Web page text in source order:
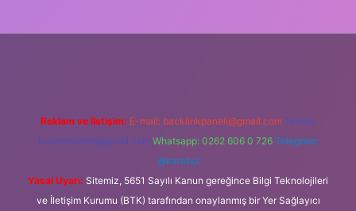
Reklam ve İletişim: E-mail: backlinkpaneli@gmail.com Teams:
forumhizmeti@gmail.com Whatsapp: 0262 606 0 726 Telegram:
@karabul
Yasal Uyarı: Sitemiz, 5651 Sayılı Kanun gereğince Bilgi Teknolojileri
ve İletişim Kurumu (BTK) tarafından onaylanmış bir Yer Sağlayıcı